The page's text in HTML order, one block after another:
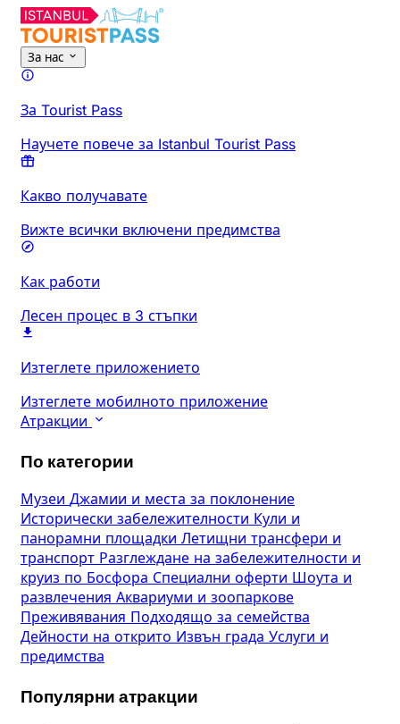
За нас
За Tourist Pass
Научете повече за Istanbul Tourist Pass
Какво получавате
Вижте всички включени предимства
Как работи
Лесен процес в 3 стъпки
Изтеглете приложението
Изтеглете мобилното приложение
Атракции
По категории
Музеи Джамии и места за поклонение
Исторически забележителности Кули и
панорамни площадки Летищни трансфери и
транспорт Разглеждане на забележителности и
круиз по Босфора Специални оферти Шоута и
развлечения Аквариуми и зоопаркове
Преживявания Подходящо за семейства
Дейности на открито Извън града Услуги и
предимства
Популярни атракции